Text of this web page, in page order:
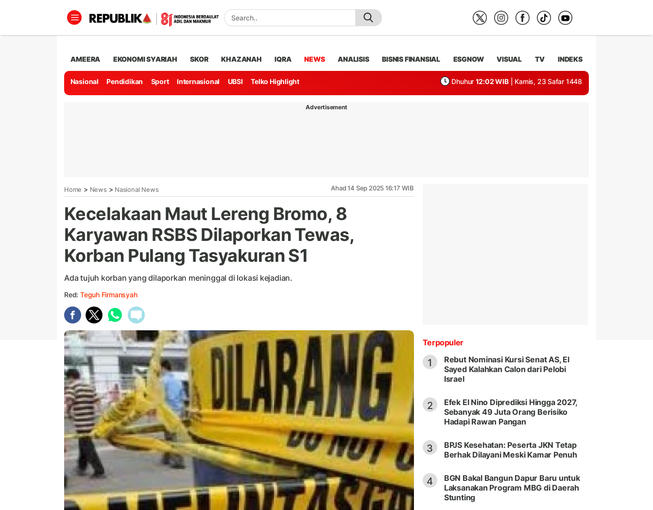
AMEERA EKONOMI SYARIAH SKOR KHAZANAH IQRA NEWS ANALISIS BISNIS FINANSIAL ESGNOW VISUAL TV INDEKS
Nasional Pendidikan Sport Internasional UBSI Telko Highlight Dhuhur 12:02 WIB | Kamis, 23 Safar 1448
Advertisement
Home > News > Nasional News Ahad 14 Sep 2025 16:17 WIB
Kecelakaan Maut Lereng Bromo, 8
Karyawan RSBS Dilaporkan Tewas,
Korban Pulang Tasyakuran S1
Ada tujuh korban yang dilaporkan meninggal di lokasi kejadian.
Red: Teguh Firmansyah
Terpopuler
1
Rebut Nominasi Kursi Senat AS, El
Sayed Kalahkan Calon dari Pelobi
Israel
2
Efek El Nino Diprediksi Hingga 2027,
Sebanyak 49 Juta Orang Berisiko
Hadapi Rawan Pangan
3
BPJS Kesehatan: Peserta JKN Tetap
Berhak Dilayani Meski Kamar Penuh
4
BGN Bakal Bangun Dapur Baru untuk
Laksanakan Program MBG di Daerah
Stunting